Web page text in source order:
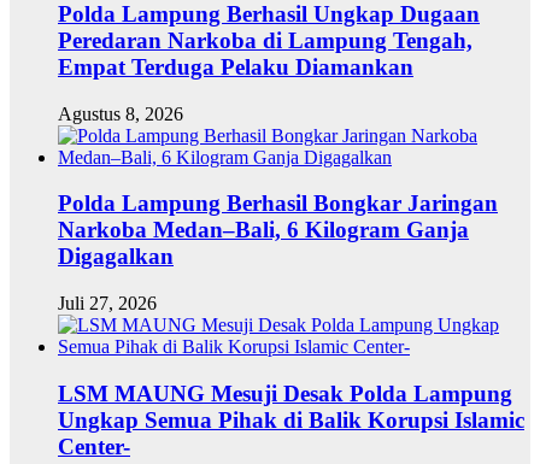
Polda Lampung Berhasil Ungkap Dugaan
Peredaran Narkoba di Lampung Tengah,
Empat Terduga Pelaku Diamankan
Agustus 8, 2026
Polda Lampung Berhasil Bongkar Jaringan
Narkoba Medan–Bali, 6 Kilogram Ganja
Digagalkan
Juli 27, 2026
LSM MAUNG Mesuji Desak Polda Lampung
Ungkap Semua Pihak di Balik Korupsi Islamic
Center-